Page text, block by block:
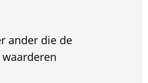
ander die de